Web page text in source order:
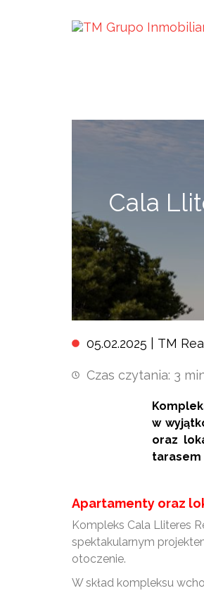
Cala
05.02.2025 | TM
Czas czytania: 3
w
oraz
tarasem
Apartamenty oraz
Kompleks Cala Lliteres
spektakularnym
otoczenie.
W skład kompleksu